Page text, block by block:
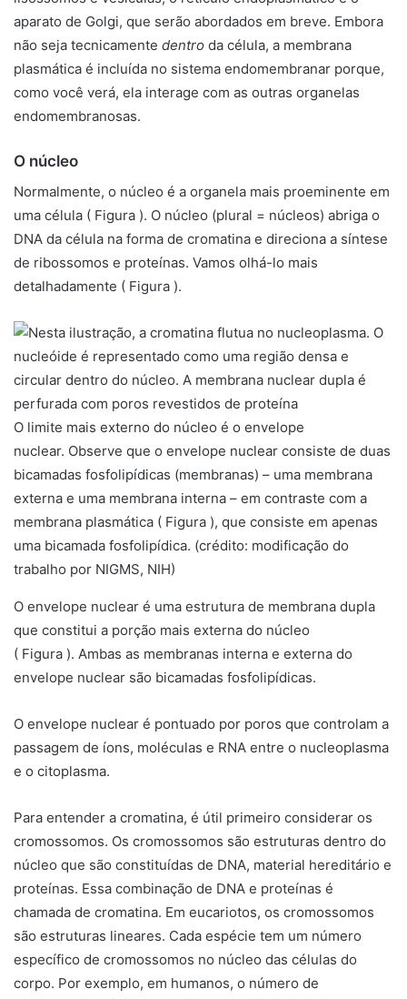
aparato de Golgi, que serão abordados em breve. Embora
não seja tecnicamente dentro da célula, a membrana
plasmática é incluída no sistema endomembranar porque,
como você verá, ela interage com as outras organelas
endomembranosas.
O núcleo
Normalmente, o núcleo é a organela mais proeminente em
uma célula ( Figura ). O núcleo (plural = núcleos) abriga o
DNA da célula na forma de cromatina e direciona a síntese
de ribossomos e proteínas. Vamos olhá-lo mais
detalhadamente ( Figura ).
O limite mais externo do núcleo é o envelope
nuclear. Observe que o envelope nuclear consiste de duas
bicamadas fosfolipídicas (membranas) – uma membrana
externa e uma membrana interna – em contraste com a
membrana plasmática ( Figura ), que consiste em apenas
uma bicamada fosfolipídica. (crédito: modificação do
trabalho por NIGMS, NIH)
O envelope nuclear é uma estrutura de membrana dupla
que constitui a porção mais externa do núcleo
( Figura ). Ambas as membranas interna e externa do
envelope nuclear são bicamadas fosfolipídicas.
O envelope nuclear é pontuado por poros que controlam a
passagem de íons, moléculas e RNA entre o nucleoplasma
e o citoplasma.
Para entender a cromatina, é útil primeiro considerar os
cromossomos. Os cromossomos são estruturas dentro do
núcleo que são constituídas de DNA, material hereditário e
proteínas. Essa combinação de DNA e proteínas é
chamada de cromatina. Em eucariotos, os cromossomos
são estruturas lineares. Cada espécie tem um número
específico de cromossomos no núcleo das células do
corpo. Por exemplo, em humanos, o número de